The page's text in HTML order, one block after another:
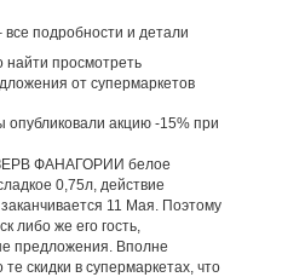
все подробности и детали
найти просмотреть
от супермаркетов
опубликовали акцию -15% при
ФАНАГОРИИ белое
0,75л, действие
11 Мая. Поэтому
либо же его гость,
предложения. Вполне
скидки в супермаркетах, что